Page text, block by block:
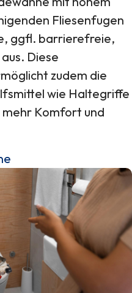
Fliesenfugen
ggfl. barrierefreie,
Diese
zudem die
wie Haltegriffe
mehr Komfort und